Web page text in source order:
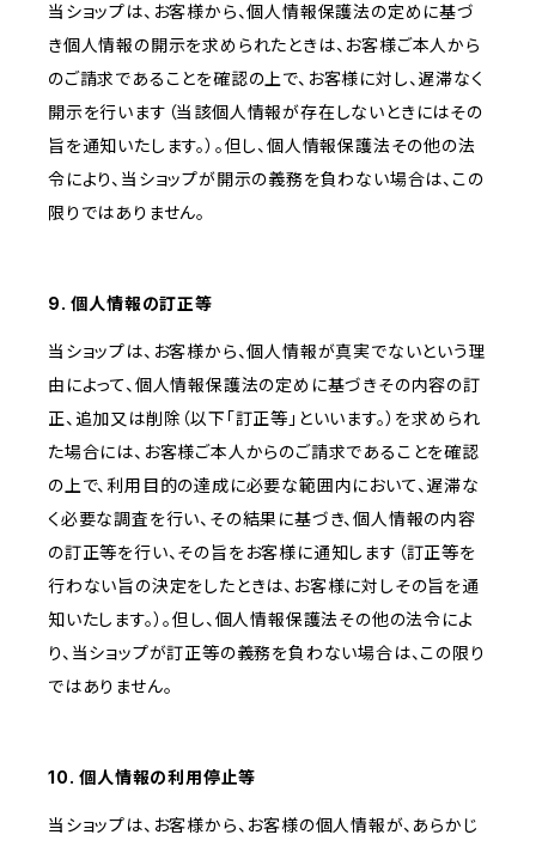
当ショップは、お客様から、個人情報保護法の定めに基づ
き個人情報の開示を求められたときは、お客様ご本人から
のご請求であることを確認の上で、お客様に対し、遅滞なく
開示を行います（当該個人情報が存在しないときにはその
旨を通知いたします。）。但し、個人情報保護法その他の法
令により、当ショップが開示の義務を負わない場合は、この
限りではありません。
9. 個人情報の訂正等
当ショップは、お客様から、個人情報が真実でないという理
由によって、個人情報保護法の定めに基づきその内容の訂
正、追加又は削除（以下「訂正等」といいます。）を求められ
た場合には、お客様ご本人からのご請求であることを確認
の上で、利用目的の達成に必要な範囲内において、遅滞な
く必要な調査を行い、その結果に基づき、個人情報の内容
の訂正等を行い、その旨をお客様に通知します（訂正等を
行わない旨の決定をしたときは、お客様に対しその旨を通
知いたします。）。但し、個人情報保護法その他の法令によ
り、当ショップが訂正等の義務を負わない場合は、この限り
ではありません。
10. 個人情報の利用停止等
当ショップは、お客様から、お客様の個人情報が、あらかじ